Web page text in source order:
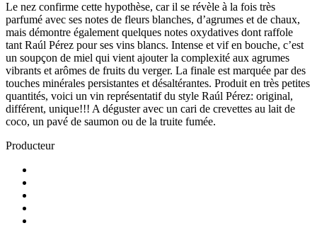
Le nez confirme cette hypothèse, car il se révèle à la fois très
parfumé avec ses notes de fleurs blanches, d’agrumes et de chaux,
mais démontre également quelques notes oxydatives dont raffole
tant Raúl Pérez pour ses vins blancs. Intense et vif en bouche, c’est
un soupçon de miel qui vient ajouter la complexité aux agrumes
vibrants et arômes de fruits du verger. La finale est marquée par des
touches minérales persistantes et désaltérantes. Produit en très petites
quantités, voici un vin représentatif du style Raúl Pérez: original,
différent, unique!!! A déguster avec un cari de crevettes au lait de
coco, un pavé de saumon ou de la truite fumée.
Producteur